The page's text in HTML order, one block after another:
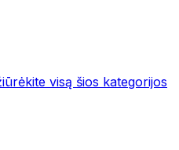
visą šios kategorijos